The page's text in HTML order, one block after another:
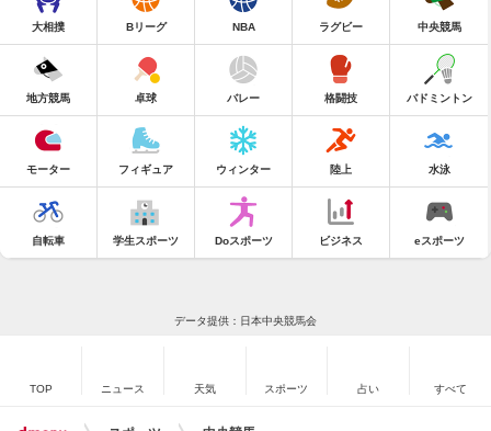
大相撲 Bリーグ NBA ラグビー 中央競馬
地方競馬 卓球 バレー 格闘技 バドミントン
モーター フィギュア ウィンター 陸上 水泳
自転車 学生スポーツ Doスポーツ ビジネス eスポーツ
データ提供：日本中央競馬会
TOP ニュース 天気 スポーツ 占い すべて